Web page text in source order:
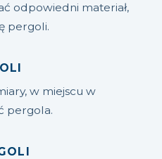
odpowiedni materiał,
pergoli.
w miejscu w
pergola.